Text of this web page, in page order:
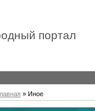
портал
» Иное